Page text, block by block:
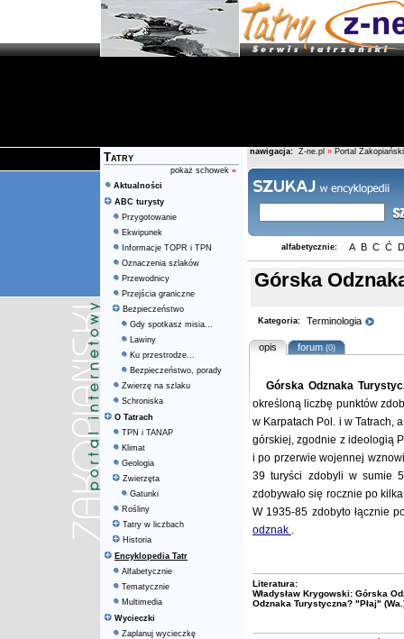
Tatry
pokaż schowek »
Aktualności
ABC turysty
Przygotowanie
Ekwipunek
Informacje TOPR i TPN
Oznaczenia szlaków
Przewodnicy
Przejścia graniczne
Bezpieczeństwo
Gdy spotkasz misia...
Lawiny
Ku przestrodze...
Bezpieczeństwo, porady
Zwierzę na szlaku
Schroniska
O Tatrach
TPN i TANAP
Klimat
Geologia
Zwierzęta
Gatunki
Rośliny
Tatry w liczbach
Historia
Encyklopedia Tatr
Alfabetycznie
Tematycznie
Multimedia
Wycieczki
Zaplanuj wycieczkę
nawigacja: Z-ne.pl » Portal Zakopiański
alfabetycznie: A B C Ć D
Górska
Kategoria: Terminologia
opis forum(0)
Górska Odznaka
określoną liczbę punktów
w Karpatach Pol. i w Tatrach,
górskiej, zgodnie z ideologią
i po przerwie wojennej
39 turyści zdobyli w sumie
zdobywało się rocznie po
W 1935-85 zdobyto łącznie
odznak .
Literatura:
Władysław Krygowski: Górska
Odznaka Turystyczna? "Płaj"